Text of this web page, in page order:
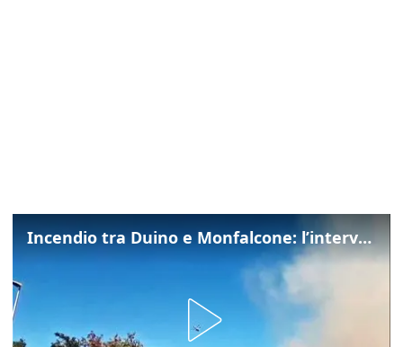
Incendio tra Duino e Monfalcone: l’intervento dei vigili del fuoco